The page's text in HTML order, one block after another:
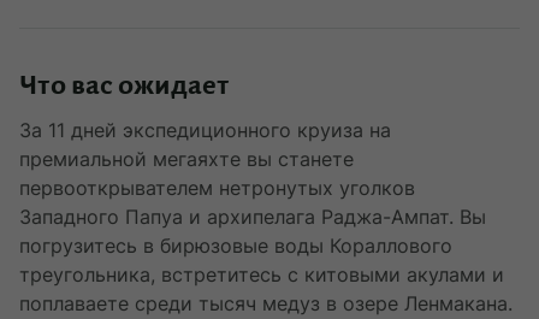
Что вас ожидает
За 11 дней экспедиционного круиза на
премиальной мегаяхте вы станете
первооткрывателем нетронутых уголков
Западного Папуа и архипелага Раджа-Ампат. Вы
погрузитесь в бирюзовые воды Кораллового
треугольника, встретитесь с китовыми акулами и
поплаваете среди тысяч медуз в озере Ленмакана.